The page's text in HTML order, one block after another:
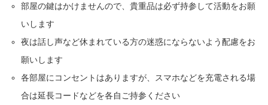
部屋の鍵はかけませんので、貴重品は必ず持参して活動をお願
いします
夜は話し声など休まれている方の迷惑にならないよう配慮をお
願いします
各部屋にコンセントはありますが、スマホなどを充電される場
合は延長コードなどを各自ご持参ください